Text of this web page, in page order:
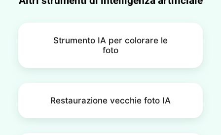
regolazione della luminosità, del contrasto, ecc.
Strumento IA per colorare le
foto
Restaurazione vecchie foto IA